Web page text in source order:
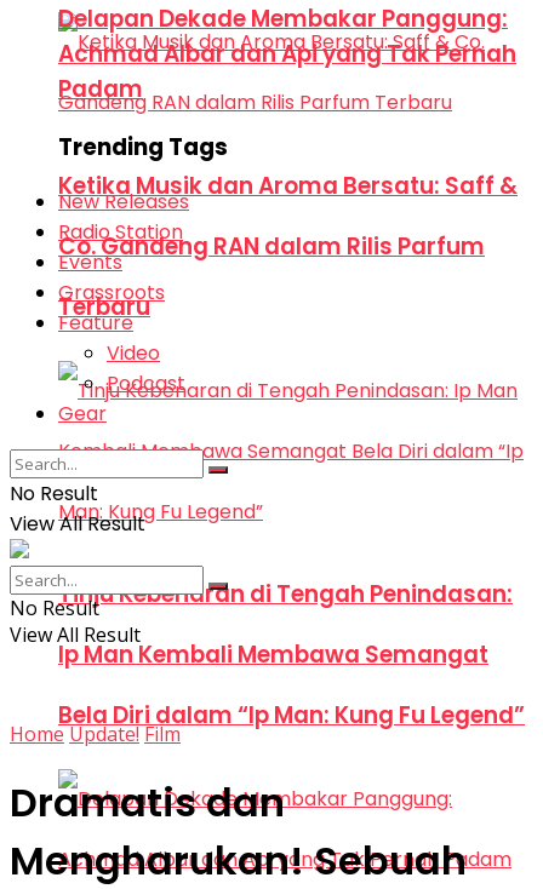
Ketika Musik dan Aroma Bersatu: Saff &
Co. Gandeng RAN dalam Rilis Parfum
Terbaru
Tinju Kebenaran di Tengah Penindasan:
Ip Man Kembali Membawa Semangat
Bela Diri dalam “Ip Man: Kung Fu Legend”
Delapan Dekade Membakar Panggung:
Achmad Albar dan Api yang Tak Pernah
Padam
Trending Tags
New Releases
Radio Station
Events
Grassroots
Feature
Video
Podcast
Gear
No Result
View All Result
No Result
View All Result
HomeUpdate!Film
Dramatis dan
Mengharukan! Sebuah